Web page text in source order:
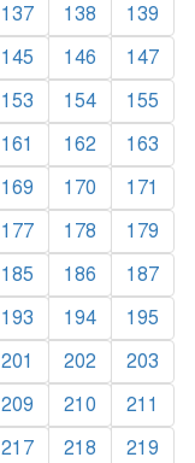
137 138
139
145 146
147
153 154
155
161 162
163
169 170
171
177 178
179
185 186
187
193 194
195
201 202
203
209 210
211
217 218
219